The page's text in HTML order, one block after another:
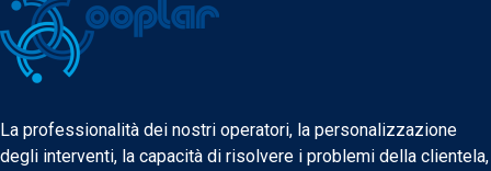
La professionalità dei nostri operatori, la personalizzazione
degli interventi, la capacità di risolvere i problemi della clientela,